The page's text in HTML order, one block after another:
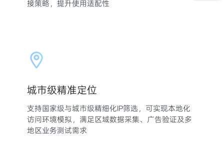
接策略，提升使用适配性
城市级精准定位
支持国家级与城市级精细化IP筛选，可实现本地化
访问环境模拟，满足区域数据采集、广告验证及多
地区业务测试需求